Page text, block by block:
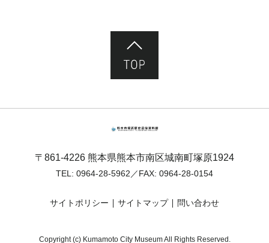
〒861-4226 熊本県熊本市南区城南町塚原1924
TEL: 0964-28-5962 ／FAX: 0964-28-0154
サイトポリシー サイトマップ 問い合わせ
Copyright (c) Kumamoto City Museum All Rights Reserved.